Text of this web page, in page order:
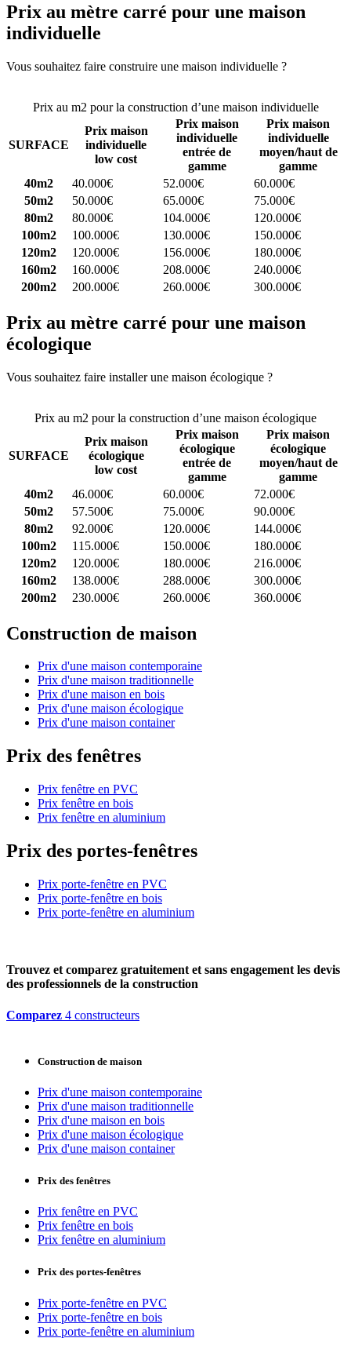
Prix au mètre carré pour une maison
individuelle
Vous souhaitez faire construire une maison individuelle ?
Prix au m2 pour la construction d’une maison individuelle
SURFACE
Prix maison
individuelle
low cost
Prix maison
individuelle
entrée de
gamme
Prix maison
individuelle
moyen/haut de
gamme
40m2
40.000€ 52.000€
60.000€
50m2
50.000€ 65.000€
75.000€
80m2
80.000€ 104.000€
120.000€
100m2
100.000€ 130.000€
150.000€
120m2
120.000€ 156.000€
180.000€
160m2
160.000€ 208.000€
240.000€
200m2
200.000€ 260.000€ 300.000€
Prix au mètre carré pour une maison
écologique
Vous souhaitez faire installer une maison écologique ?
Prix au m2 pour la construction d’une maison écologique
SURFACE
Prix maison
écologique
low cost
Prix maison
écologique
entrée de
gamme
Prix maison
écologique
moyen/haut de
gamme
40m2
46.000€ 60.000€
72.000€
50m2
57.500€ 75.000€
90.000€
80m2
92.000€ 120.000€
144.000€
100m2
115.000€ 150.000€
180.000€
120m2
120.000€ 180.000€
216.000€
160m2
138.000€ 288.000€
300.000€
200m2
230.000€ 260.000€ 360.000€
Construction de maison
Prix d'une maison contemporaine
Prix d'une maison traditionnelle
Prix d'une maison en bois
Prix d'une maison écologique
Prix d'une maison container
Prix des fenêtres
Prix fenêtre en PVC
Prix fenêtre en bois
Prix fenêtre en aluminium
Prix des portes-fenêtres
Prix porte-fenêtre en PVC
Prix porte-fenêtre en bois
Prix porte-fenêtre en aluminium
Trouvez et comparez gratuitement et sans engagement les devis
des professionnels de la construction
Comparez 4 constructeurs
Construction de maison
Prix d'une maison contemporaine
Prix d'une maison traditionnelle
Prix d'une maison en bois
Prix d'une maison écologique
Prix d'une maison container
Prix des fenêtres
Prix fenêtre en PVC
Prix fenêtre en bois
Prix fenêtre en aluminium
Prix des portes-fenêtres
Prix porte-fenêtre en PVC
Prix porte-fenêtre en bois
Prix porte-fenêtre en aluminium